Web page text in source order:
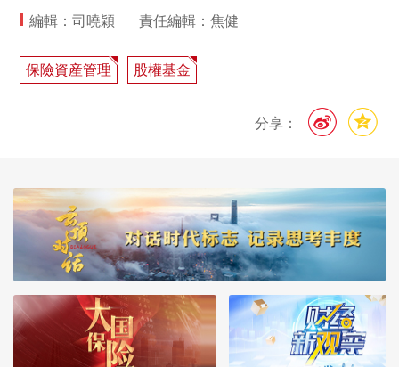
編輯：司曉穎 責任編輯：焦健
保險資産管理 股權基金
分享：